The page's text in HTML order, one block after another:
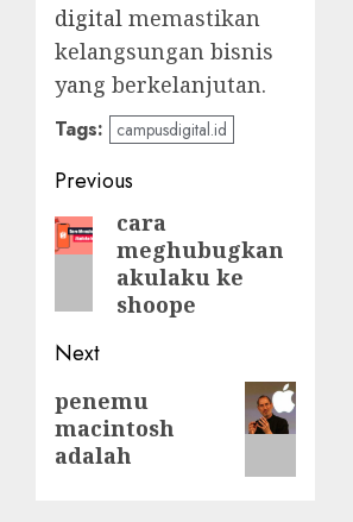
digital memastikan
kelangsungan bisnis
yang berkelanjutan.
Tags: campusdigital.id
Post
navigation
Previous
Previous
post:
cara
meghubugkan
akulaku ke
shoope
Next
Next
post:
penemu
macintosh
adalah